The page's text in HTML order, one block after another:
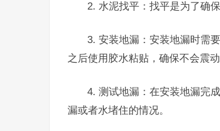
2. 水泥找平：找平是为了确
3. 安装地漏：安装地漏时需
之后使用胶水粘贴，确保不会震动
4. 测试地漏：在安装地漏完
漏或者水堵住的情况。